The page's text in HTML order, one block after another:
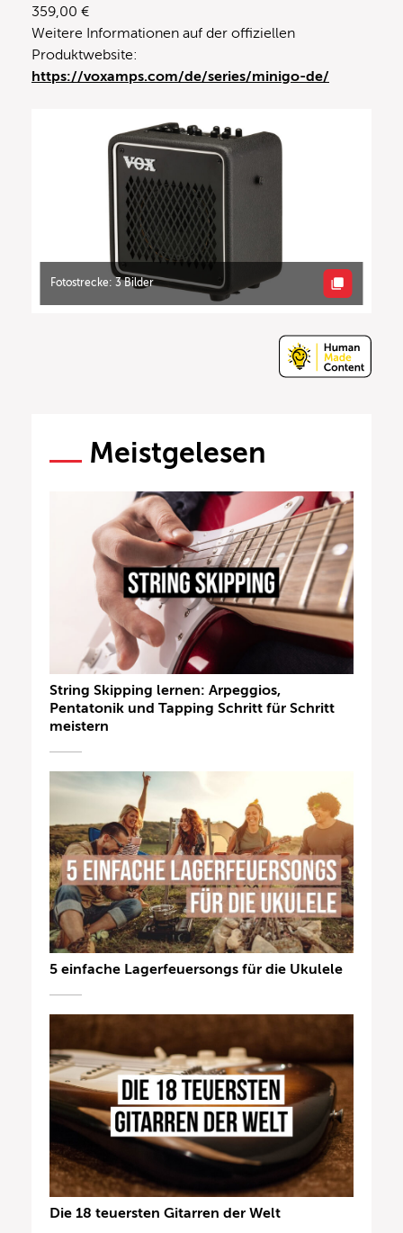
359,00 €
Weitere Informationen auf der offiziellen
Produktwebsite:
https://voxamps.com/de/series/minigo-de/
Fotostrecke: 3 Bilder
Meistgelesen
String Skipping lernen: Arpeggios,
Pentatonik und Tapping Schritt für Schritt
meistern
5 einfache Lagerfeuersongs für die Ukulele
Die 18 teuersten Gitarren der Welt